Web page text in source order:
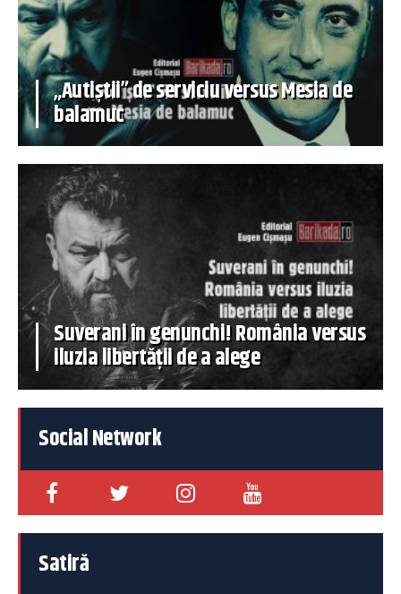
„Autiștii” de serviciu versus Mesia de
balamuc
Suverani în genunchi! România versus
iluzia libertății de a alege
Social Network
Satiră